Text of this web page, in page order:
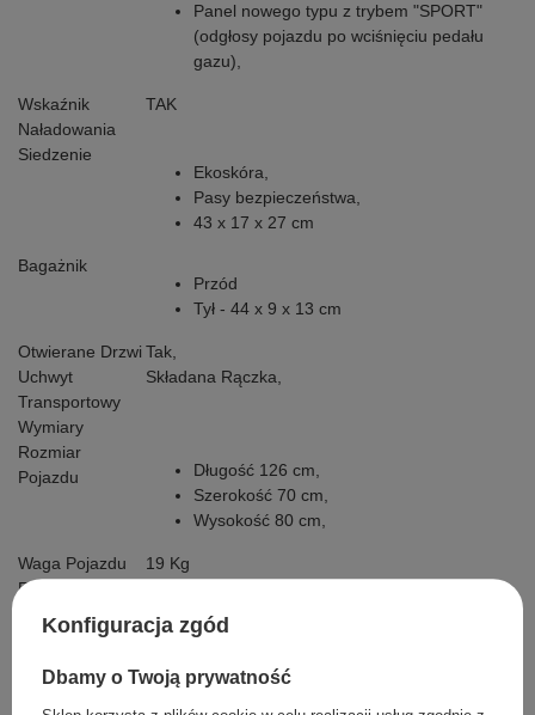
Panel nowego typu z trybem "SPORT"
(odgłosy pojazdu po wciśnięciu pedału
gazu),
Wskaźnik
Naładowania
TAK
Siedzenie
Ekoskóra,
Pasy bezpieczeństwa,
43 x 17 x 27 cm
Bagażnik
Przód
Tył - 44 x 9 x 13 cm
Otwierane Drzwi Tak,
Uchwyt
Transportowy
Składana Rączka,
Wymiary
Rozmiar
Pojazdu
Długość 126 cm,
Szerokość 70 cm,
Wysokość 80 cm,
Waga Pojazdu
19 Kg
Rozmiar Kartonu
Waga Kartonu
23 Kg
Maksymalne
35 Kg
Prześwit
19 cm
Konfiguracja zgód
Dbamy o Twoją prywatność